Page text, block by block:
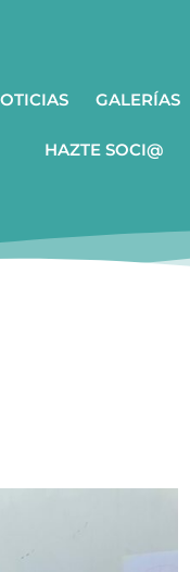
GALERÍAS
HAZTE SOCI@